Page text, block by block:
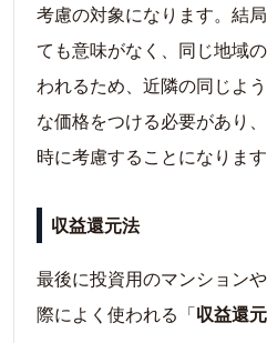
考慮の対象になります。結
ても意味がなく、同じ地域
われるため、近隣の同じよ
な価格をつける必要があり
時に考慮することになります
収益還元法
最後に投資用のマンション
際によく使われる「収益還